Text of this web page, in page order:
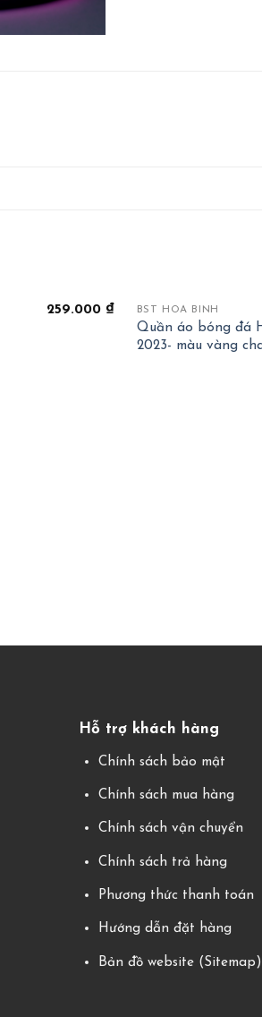
259.000 ₫ BST HOÀ BÌNH
Quần áo bóng đá
2023- màu vàng
Hỗ trợ khách hàng
Chính sách bảo mật
Chính sách mua hàng
Chính sách vận chuyển
Chính sách trả hàng
Phương thức thanh toán
Hướng dẫn đặt hàng
Bản đồ website (Sitemap)